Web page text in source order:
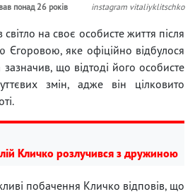
понад 26 років instagram vitaliyklitschko
на своє особисте життя після
Єгоровою, яке офіційно відбулося
що відтоді його особисте
змін, адже він цілковито
Кличко розлучився з дружиною
побачення Кличко відповів, що